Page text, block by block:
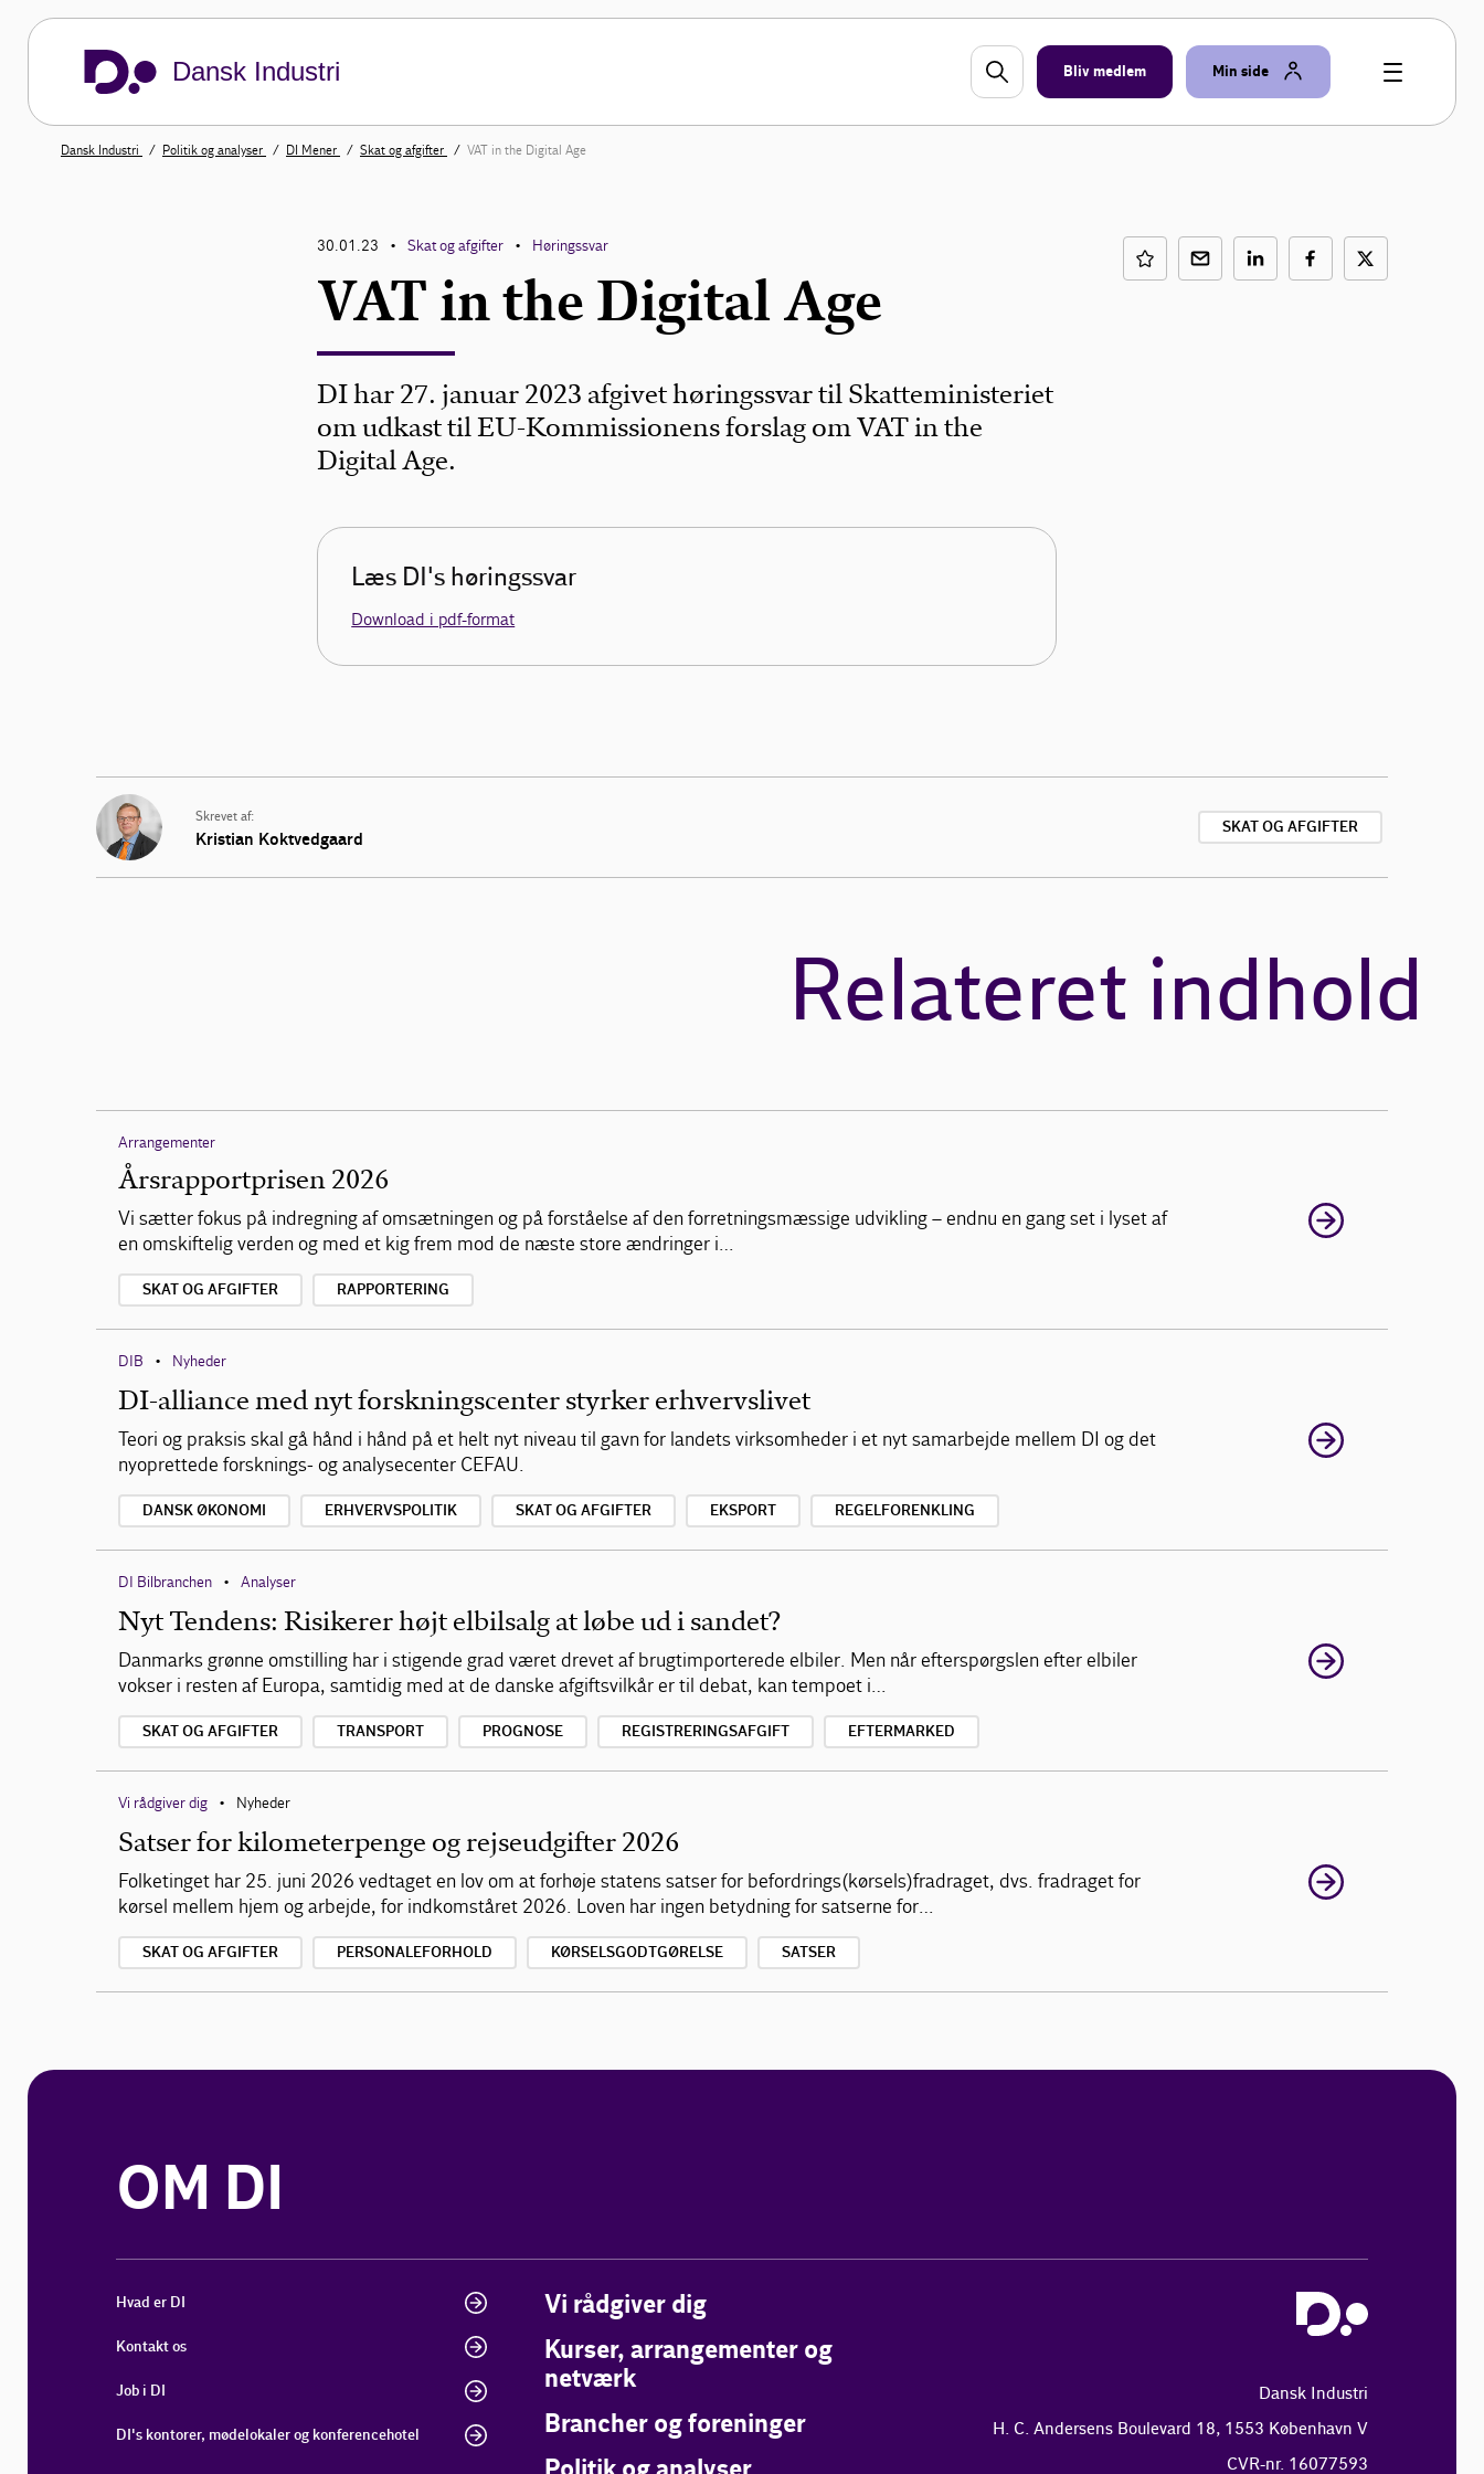
Dansk Industri Bliv medlem Min side
Dansk Industri Politik og analyser DI Mener Skat og afgifter VAT in the Digital Age
30.01.23 • Skat og afgifter • Høringssvar
VAT in the Digital Age
DI har 27. januar 2023 afgivet høringssvar til Skatteministeriet
om udkast til EU-Kommissionens forslag om VAT in the
Digital Age.
Læs DI's høringssvar
Download i pdf-format
Skrevet af:
Kristian Koktvedgaard
SKAT OG AFGIFTER
Relateret indhold
Arrangementer
Årsrapportprisen 2026
Vi sætter fokus på indregning af omsætningen og på forståelse af den forretningsmæssige udvikling – endnu en gang set i lyset af
en omskiftelig verden og med et kig frem mod de næste store ændringer i…
SKAT OG AFGIFTER RAPPORTERING
DIB • Nyheder
DI-alliance med nyt forskningscenter styrker erhvervslivet
Teori og praksis skal gå hånd i hånd på et helt nyt niveau til gavn for landets virksomheder i et nyt samarbejde mellem DI og det
nyoprettede forsknings- og analysecenter CEFAU.
DANSK ØKONOMI ERHVERVSPOLITIK SKAT OG AFGIFTER EKSPORT REGELFORENKLING
DI Bilbranchen • Analyser
Nyt Tendens: Risikerer højt elbilsalg at løbe ud i sandet?
Danmarks grønne omstilling har i stigende grad været drevet af brugtimporterede elbiler. Men når efterspørgslen efter elbiler
vokser i resten af Europa, samtidig med at de danske afgiftsvilkår er til debat, kan tempoet i…
SKAT OG AFGIFTER TRANSPORT PROGNOSE REGISTRERINGSAFGIFT EFTERMARKED
Vi rådgiver dig • Nyheder
Satser for kilometerpenge og rejseudgifter 2026
Folketinget har 25. juni 2026 vedtaget en lov om at forhøje statens satser for befordrings(kørsels)fradraget, dvs. fradraget for
kørsel mellem hjem og arbejde, for indkomståret 2026. Loven har ingen betydning for satserne for…
SKAT OG AFGIFTER PERSONALEFORHOLD KØRSELSGODTGØRELSE SATSER
OM DI
Hvad er DI
Kontakt os
Job i DI
DI's kontorer, mødelokaler og konferencehotel
Vi rådgiver dig
Kurser, arrangementer og
netværk
Brancher og foreninger
Dansk Industri
H. C. Andersens Boulevard 18, 1553 København V
CVR-nr. 16077593